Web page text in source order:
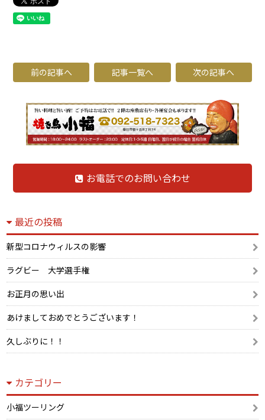
前の記事へ 記事一覧へ 次の記事へ
お電話でのお問い合わせ
最近の投稿
新型コロナウィルスの影響
ラグビー 大学選手権
お正月の思い出
あけましておめでとうございます！
久しぶりに！！
カテゴリー
小福ツーリング